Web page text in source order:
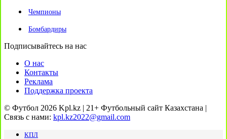
Чемпионы
Бомбардиры
Подписывайтесь на нас
О нас
Контакты
Реклама
Поддержка проекта
© Футбол 2026 Kpl.kz | 21+ Футбольный сайт Казахстана |
Связь с нами: kpl.kz2022@gmail.com
КПЛ